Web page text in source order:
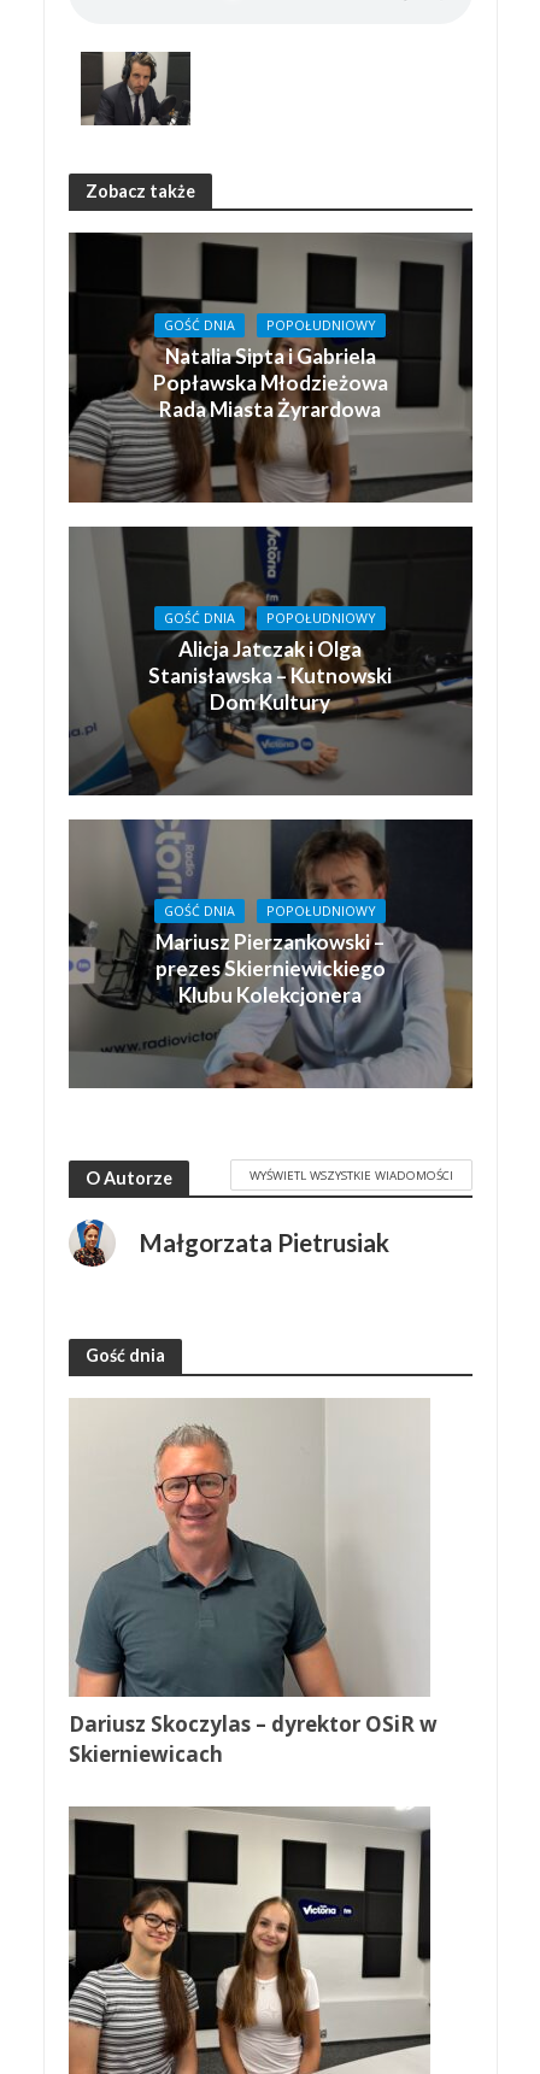
Zobacz także
GOŚĆ DNIA POPOŁUDNIOWY
Natalia Sipta i Gabriela
Popławska Młodzieżowa
Rada Miasta Żyrardowa
GOŚĆ DNIA POPOŁUDNIOWY
Alicja Jatczak i Olga
Stanisławska – Kutnowski
Dom Kultury
GOŚĆ DNIA POPOŁUDNIOWY
Mariusz Pierzankowski –
prezes Skierniewickiego
Klubu Kolekcjonera
O Autorze WYŚWIETL WSZYSTKIE WIADOMOŚCI
Małgorzata Pietrusiak
Gość dnia
Dariusz Skoczylas – dyrektor OSiR w
Skierniewicach